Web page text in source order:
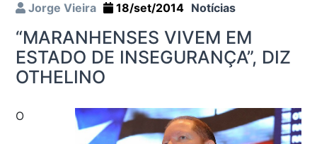
Jorge Vieira 18/set/2014 Notícias
“MARANHENSES VIVEM EM
ESTADO DE INSEGURANÇA”, DIZ
OTHELINO
O